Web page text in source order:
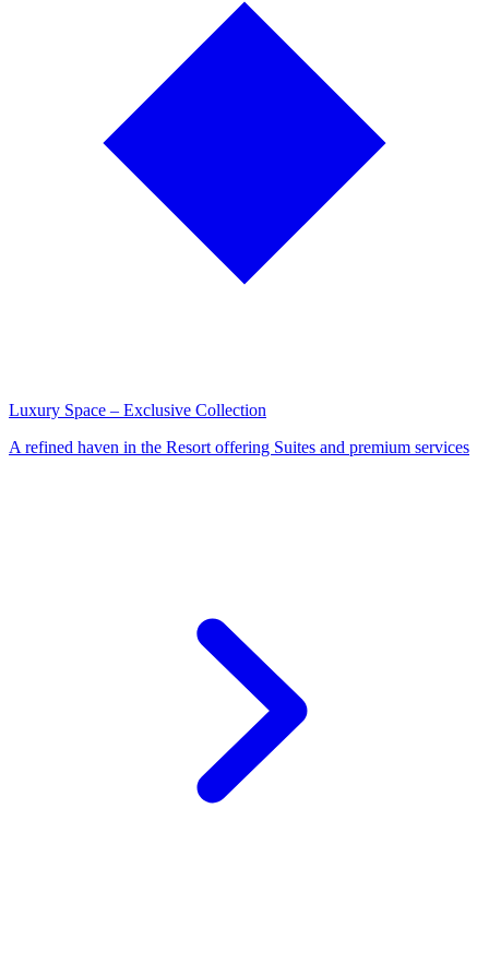
Luxury Space – Exclusive Collection
A refined haven in the Resort offering Suites and premium services